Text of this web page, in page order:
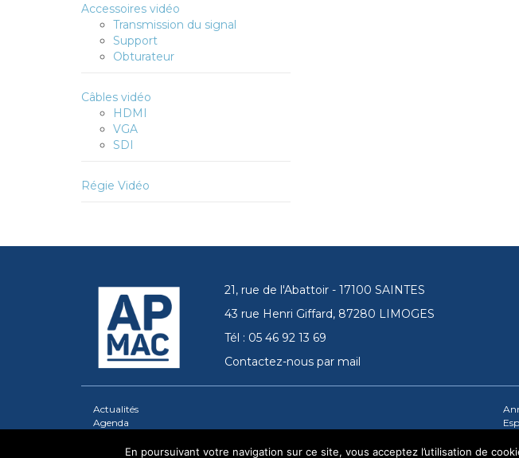
Accessoires vidéo
Transmission du signal
Support
Obturateur
Câbles vidéo
HDMI
VGA
SDI
Régie Vidéo
21, rue de l'Abattoir - 17100 SAINTES
43 rue Henri Giffard, 87280 LIMOGES
Tél : 05 46 92 13 69
Contactez-nous par mail
Actualités
Agenda
En poursuivant votre navigation sur ce site, vous acceptez l’utilisation de